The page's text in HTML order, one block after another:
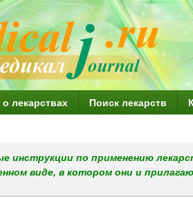
лекарствах Поиск лекарств
инструкции по применению
виде, в котором они и